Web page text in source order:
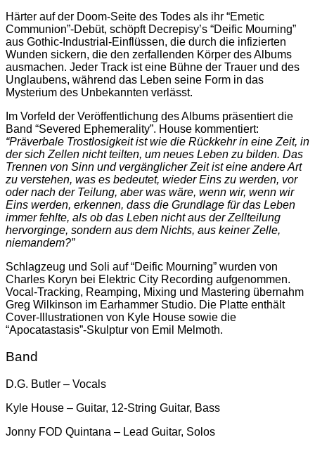
Härter auf der Doom-Seite des Todes als ihr “Emetic
Communion”-Debüt, schöpft Decrepisy’s “Deific Mourning”
aus Gothic-Industrial-Einflüssen, die durch die infizierten
Wunden sickern, die den zerfallenden Körper des Albums
ausmachen. Jeder Track ist eine Bühne der Trauer und des
Unglaubens, während das Leben seine Form in das
Mysterium des Unbekannten verlässt.
Im Vorfeld der Veröffentlichung des Albums präsentiert die
Band “Severed Ephemerality”. House kommentiert:
“Präverbale Trostlosigkeit ist wie die Rückkehr in eine Zeit, in
der sich Zellen nicht teilten, um neues Leben zu bilden. Das
Trennen von Sinn und vergänglicher Zeit ist eine andere Art
zu verstehen, was es bedeutet, wieder Eins zu werden, vor
oder nach der Teilung, aber was wäre, wenn wir, wenn wir
Eins werden, erkennen, dass die Grundlage für das Leben
immer fehlte, als ob das Leben nicht aus der Zellteilung
hervorginge, sondern aus dem Nichts, aus keiner Zelle,
niemandem?”
Schlagzeug und Soli auf “Deific Mourning” wurden von
Charles Koryn bei Elektric City Recording aufgenommen.
Vocal-Tracking, Reamping, Mixing und Mastering übernahm
Greg Wilkinson im Earhammer Studio. Die Platte enthält
Cover-Illustrationen von Kyle House sowie die
“Apocatastasis”-Skulptur von Emil Melmoth.
Band
D.G. Butler – Vocals
Kyle House – Guitar, 12-String Guitar, Bass
Jonny FOD Quintana – Lead Guitar, Solos